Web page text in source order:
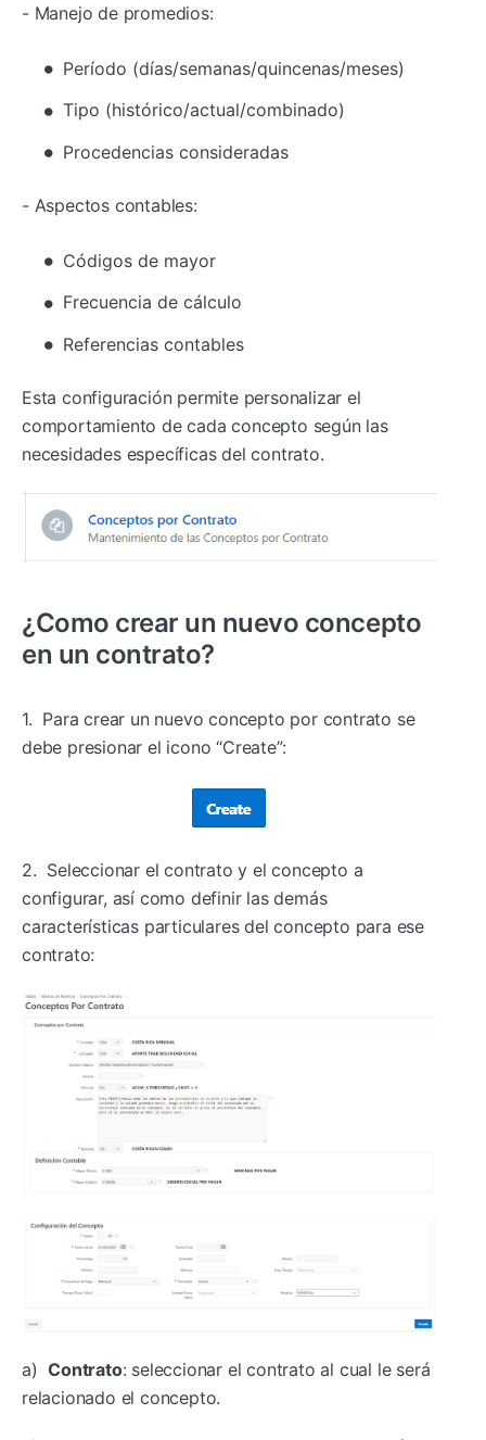
- Manejo de promedios:
Período (días/semanas/quincenas/meses)
Tipo (histórico/actual/combinado)
Procedencias consideradas
- Aspectos contables:
Códigos de mayor
Frecuencia de cálculo
Referencias contables
Esta configuración permite personalizar el
comportamiento de cada concepto según las
necesidades específicas del contrato.
¿Como crear un nuevo concepto
en un contrato?
1. Para crear un nuevo concepto por contrato se
debe presionar el icono “Create”:
2. Seleccionar el contrato y el concepto a
configurar, así como definir las demás
características particulares del concepto para ese
contrato:
a)Contrato: seleccionar el contrato al cual le será
relacionado el concepto.